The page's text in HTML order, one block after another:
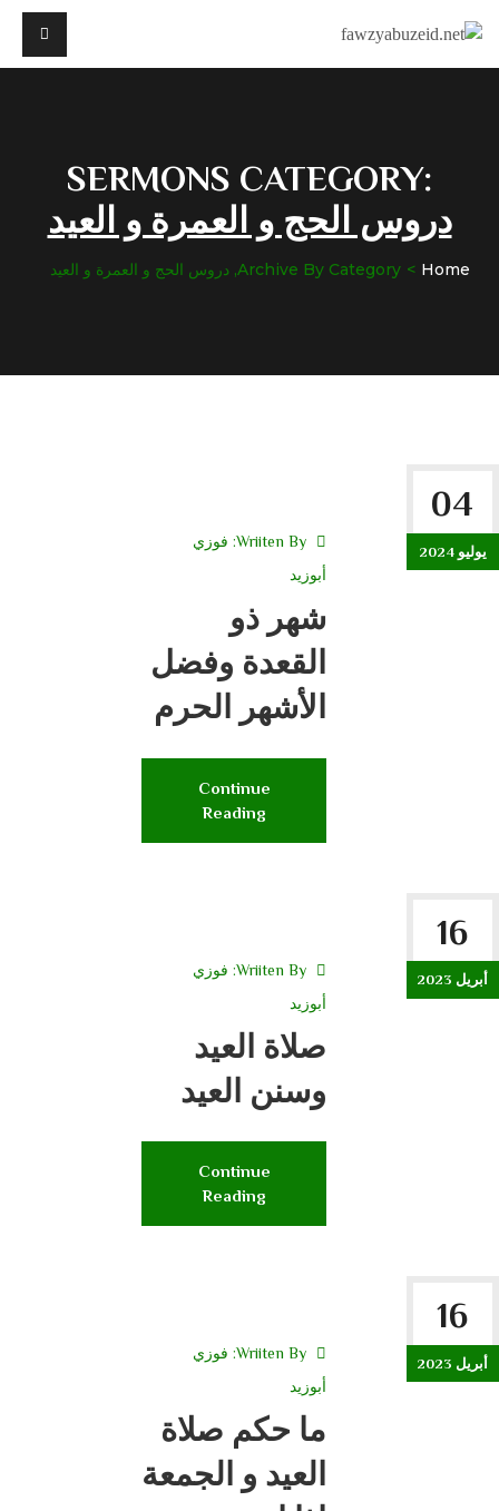
SERMONS CATEGORY:
دروس الحج و العمرة و العيد
Home Archive By Category, دروس الحج و العمرة و العيد
04
يوليو 2024
Wriiten By: فوزي
أبوزيد
شهر ذو
القعدة وفضل
الأشهر الحرم
Continue
Reading
16
أبريل 2023
Wriiten By: فوزي
أبوزيد
صلاة العيد
وسنن العيد
Continue
Reading
16
أبريل 2023
Wriiten By: فوزي
أبوزيد
ما حكم صلاة
العيد و الجمعة